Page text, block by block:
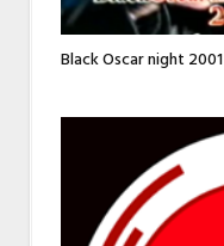
Black Oscar night 2001